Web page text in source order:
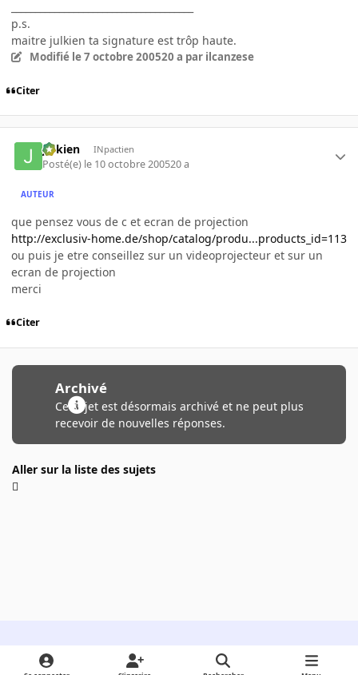
p.s.
maitre julkien ta signature est trôp haute.
Modifié le 7 octobre 200520 a par ilcanzese
Citer
julkien INpactien
Posté(e) le 10 octobre 200520 a
AUTEUR
que pensez vous de c et ecran de projection
http://exclusiv-home.de/shop/catalog/produ...products_id=113
ou puis je etre conseillez sur un videoprojecteur et sur un
ecran de projection
merci
Citer
Archivé
Ce sujet est désormais archivé et ne peut plus
recevoir de nouvelles réponses.
Aller sur la liste des sujets
Light ModeDark ModeSystem Preference